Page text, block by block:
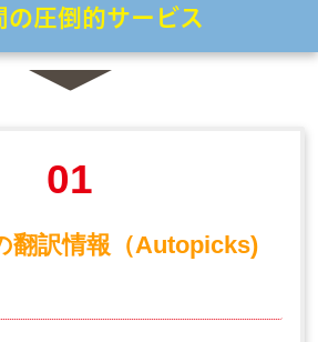
の圧倒的サービス
01
翻訳情報（Autopicks)